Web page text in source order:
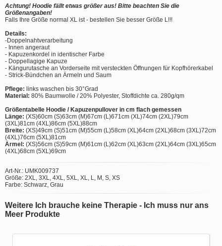
Achtung! Hoodie fällt etwas größer aus! Bitte beachten Sie die
Größenangaben!
Falls Ihre Größe normal XL ist - bestellen Sie besser Größe L!!!
Details:
-Doppelnahtverarbeitung
- Innen angeraut
- Kapuzenkordel in identischer Farbe
- Doppellagige Kapuze
- Kängurutasche an Vorderseite mit versteckten Öffnungen für Kopfhörerkabel
- Strick-Bündchen an Ärmeln und Saum
Pflege: links waschen bis 30°Grad
Material: 80% Baumwolle / 20% Polyester, Stoffdichte ca. 280g/qm
Größentabelle Hoodie / Kapuzenpullover in cm flach gemessen
Länge: (XS)60cm (S)63cm (M)67cm (L)671cm (XL)74cm (2XL)79cm
(3XL)81cm (4XL)86cm (5XL)88cm
Breite: (XS)49cm (S)51cm (M)55cm (L)58cm (XL)64cm (2XL)68cm (3XL)72cm
(4XL)76cm (5XL)81cm
Ärmel: (XS)56cm (S)59cm (M)61cm (L)62cm (XL)63cm (2XL)64cm (3XL)65cm
(4XL)68cm (5XL)69cm
Art-Nr.: UMK009737
Größe: 2XL, 3XL, 4XL, 5XL, XL, L, M, S, XS
Farbe: Schwarz, Grau
Weitere Ich brauche keine Therapie - Ich muss nur ans
Meer Produkte